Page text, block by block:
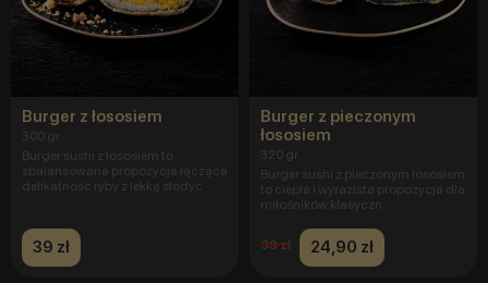
Burger z łososiem
300 gr.
Burger sushi z łososiem to
zbalansowana propozycja łącząca
delikatność ryby z lekką słodyc
39 zł
Burger z pieczonym
łososiem
320 gr.
Burger sushi z pieczonym łososiem
to ciepła i wyrazista propozycja dla
miłośników klasyczn
39 zł 24,90 zł